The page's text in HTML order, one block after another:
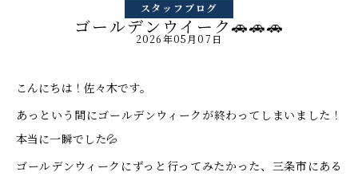
スタッフブログ
ゴールデンウイーク🚗🚗🚗
2026年05月07日
こんにちは！佐々木です。
あっという間にゴールデンウィークが終わってしまいました！
本当に一瞬でした💦
ゴールデンウィークにずっと行ってみたかった、三条市にある